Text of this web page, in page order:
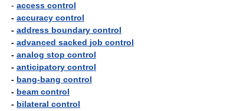
- access control
- accuracy control
- address boundary control
- advanced sacked job control
- analog stop control
- anticipatory control
- bang-bang control
- beam control
- bilateral control